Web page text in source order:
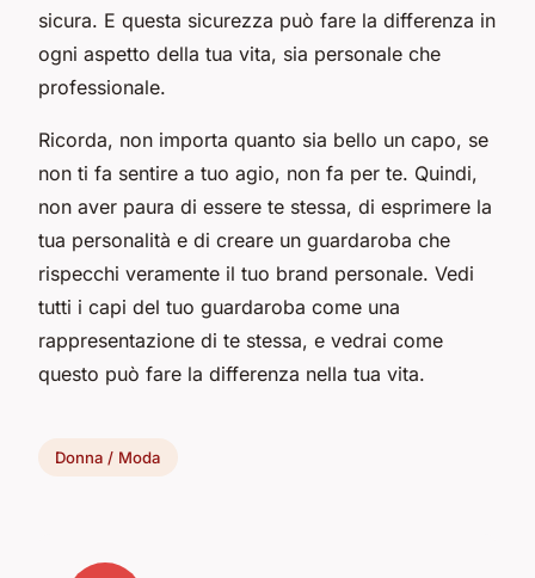
sicura. E questa sicurezza può fare la differenza in
ogni aspetto della tua vita, sia personale che
professionale.
Ricorda, non importa quanto sia bello un capo, se
non ti fa sentire a tuo agio, non fa per te. Quindi,
non aver paura di essere te stessa, di esprimere la
tua personalità e di creare un guardaroba che
rispecchi veramente il tuo brand personale. Vedi
tutti i capi del tuo guardaroba come una
rappresentazione di te stessa, e vedrai come
questo può fare la differenza nella tua vita.
Donna / Moda